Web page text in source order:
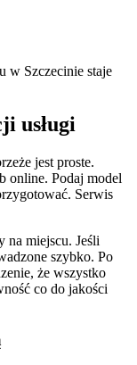
w Szczecinie staje
usługi
jest proste.
online. Podaj model
Serwis
na miejscu. Jeśli
szybko. Po
że wszystko
co do jakości